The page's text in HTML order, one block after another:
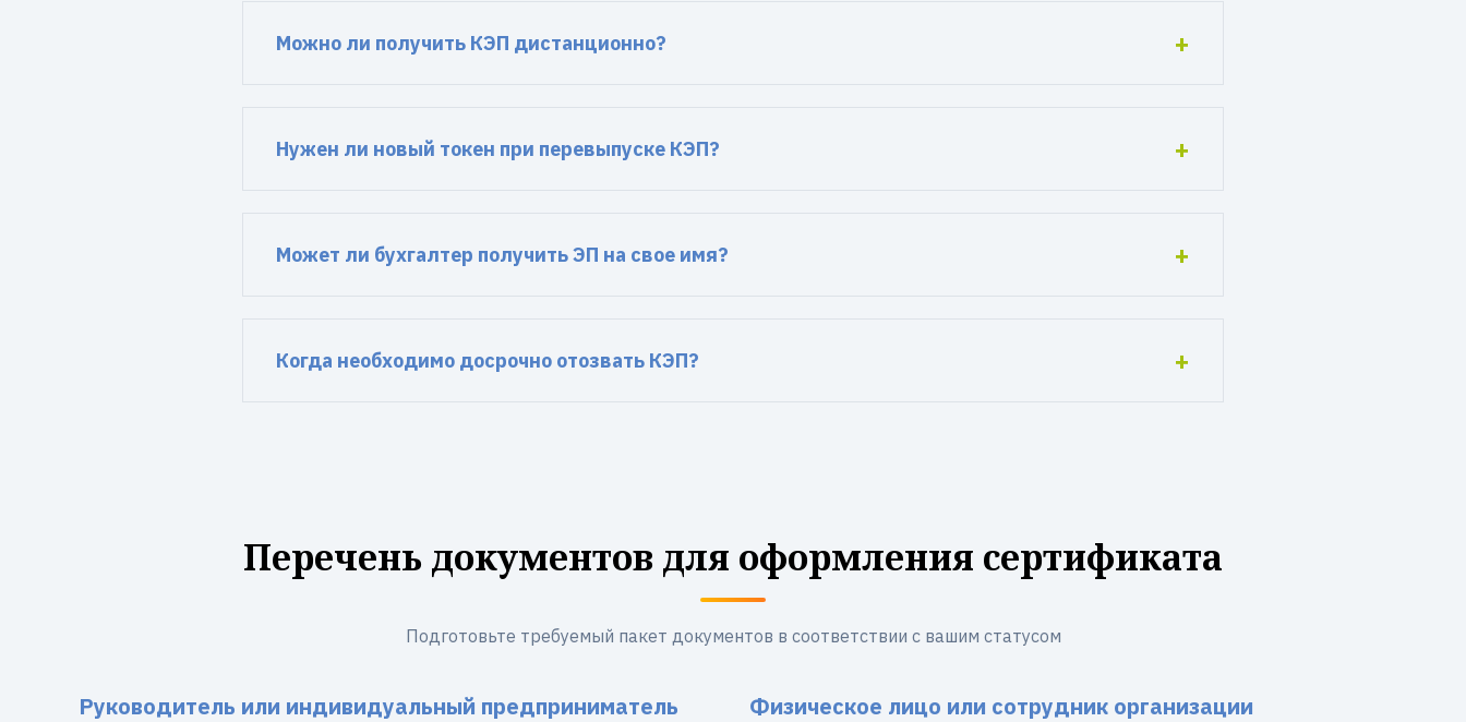
Можно ли получить КЭП дистанционно?
Нужен ли новый токен при перевыпуске КЭП?
Может ли бухгалтер получить ЭП на свое имя?
Когда необходимо досрочно отозвать КЭП?
Перечень документов для оформления сертификата
Подготовьте требуемый пакет документов в соответствии с вашим статусом
Руководитель или индивидуальный предприниматель Физическое лицо или сотрудник организации